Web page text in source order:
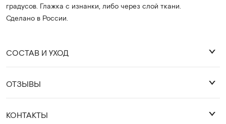
градусов. Глажка с изнанки, либо через слой ткани.
Сделано в России.
СОСТАВ И УХОД
хлопок 92%, лайкра 8%
ОТЗЫВЫ
КОНТАКТЫ